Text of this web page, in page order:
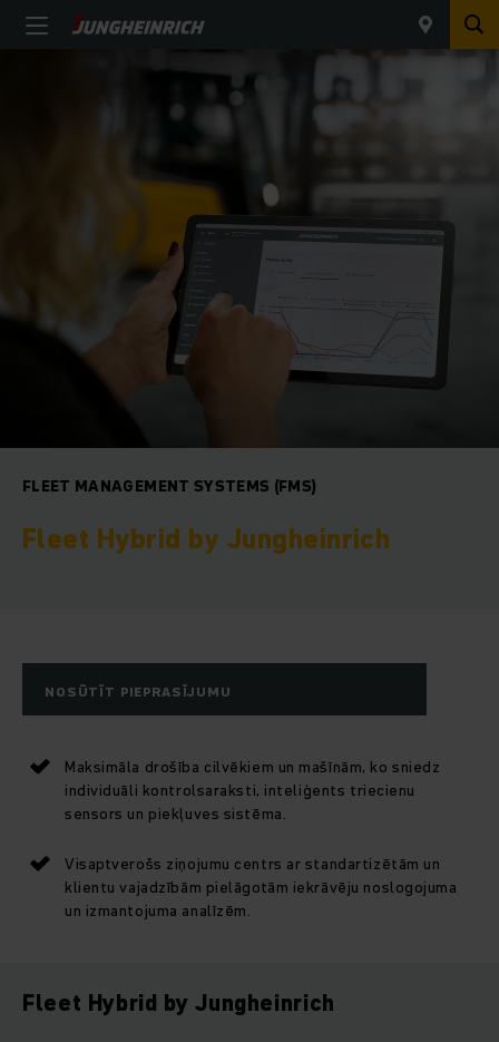
FLEET MANAGEMENT SYSTEMS (FMS)
Fleet Hybrid by Jungheinrich
NOSŪTĪT PIEPRASĪJUMU
Maksimāla drošība cilvēkiem un mašīnām, ko sniedz
individuāli kontrolsaraksti, inteliģents triecienu
sensors un piekļuves sistēma.
Visaptverošs ziņojumu centrs ar standartizētām un
klientu vajadzībām pielāgotām iekrāvēju noslogojuma
un izmantojuma analīzēm.
Fleet Hybrid by Jungheinrich